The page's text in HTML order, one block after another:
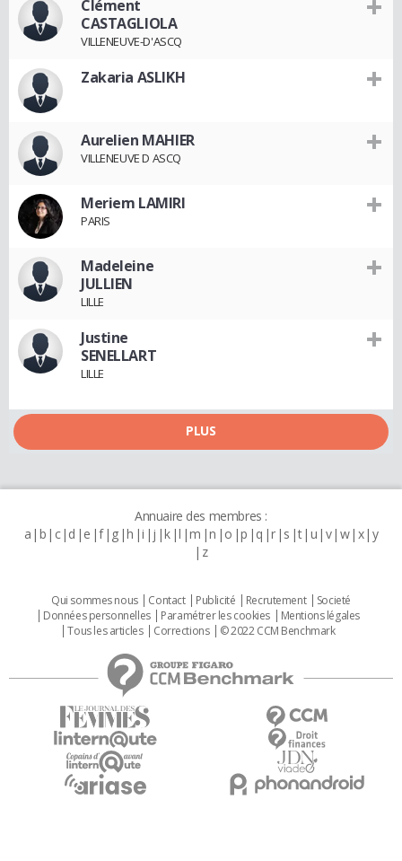
Clément
CASTAGLIOLA
VILLENEUVE-D'ASCQ
Zakaria ASLIKH
Aurelien MAHIER
VILLENEUVE D ASCQ
Meriem LAMIRI
PARIS
Madeleine
JULLIEN
LILLE
Justine
SENELLART
LILLE
PLUS
Annuaire des membres :
a b c d e f g h i j k l m n o p q r s t u v w x y
z
Qui sommes nous Contact Publicité Recrutement
Societé
Données personnelles
Paramétrer les cookies
Mentions légales
Tous les articles
Corrections © 2022 CCM Benchmark